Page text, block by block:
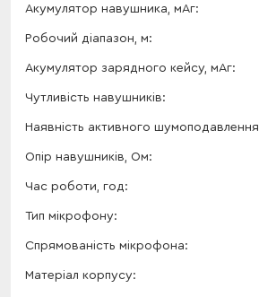
Акумулятор навушника, мАг
Робочий діапазон, м
Акумулятор зарядного кейсу, мАг
Чутливість навушників
Наявність активного шумоподавлення
Опір навушників, Ом
Час роботи, год
Тип мікрофону
Спрямованість мікрофона
Матеріал корпусу